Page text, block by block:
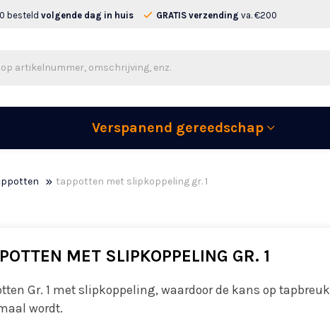
besteld volgende dag in huis GRATIS verzending va. €200
Verspanend gereedschap
tappotten met slipkoppeling gr. 1
MET SLIPKOPPELING GR. 1
Gr. 1 met slipkoppeling, waardoor de kans op tapbreuk
wordt.